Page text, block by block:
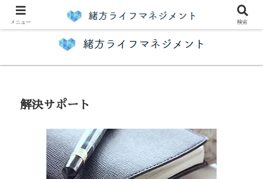
人生をより良く変えるお手伝い
解決サポート
メニュー 検索